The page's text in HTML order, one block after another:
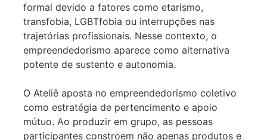
formal devido a fatores como etarismo,
transfobia, LGBTfobia ou interrupções nas
trajetórias profissionais. Nesse contexto, o
empreendedorismo aparece como alternativa
potente de sustento e autonomia.
O Ateliê aposta no empreendedorismo coletivo
como estratégia de pertencimento e apoio
mútuo. Ao produzir em grupo, as pessoas
participantes constroem não apenas produtos e